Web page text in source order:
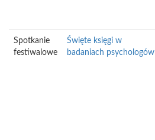
Spotkanie
festiwalowe
Święte księgi w
badaniach psychologów